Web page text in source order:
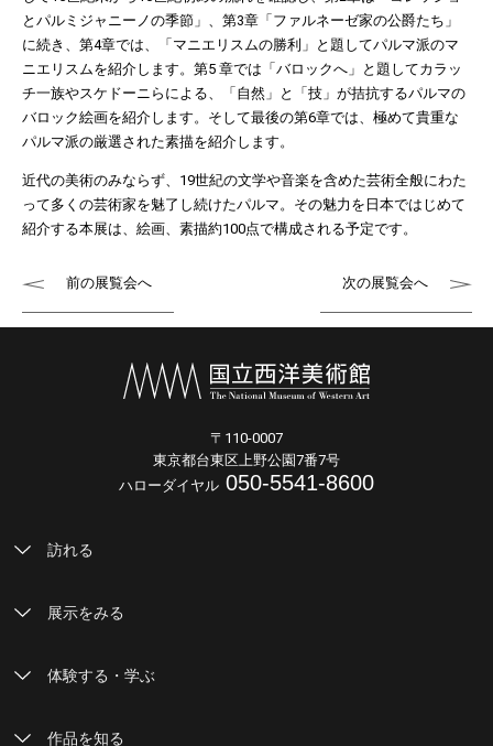
とパルミジャニーノの季節」、第3章「ファルネーゼ家の公爵たち」
に続き、第4章では、「マニエリスムの勝利」と題してパルマ派のマ
ニエリスムを紹介します。第5 章では「バロックへ」と題してカラッ
チ一族やスケドーニらによる、「自然」と「技」が拮抗するパルマの
バロック絵画を紹介します。そして最後の第6章では、極めて貴重な
パルマ派の厳選された素描を紹介します。
近代の美術のみならず、19世紀の文学や音楽を含めた芸術全般にわた
って多くの芸術家を魅了し続けたパルマ。その魅力を日本ではじめて
紹介する本展は、絵画、素描約100点で構成される予定です。
前の展覧会へ 次の展覧会へ
〒110-0007
東京都台東区上野公園7番7号
ハローダイヤル 050-5541-8600
訪れる
展示をみる
体験する・学ぶ
作品を知る